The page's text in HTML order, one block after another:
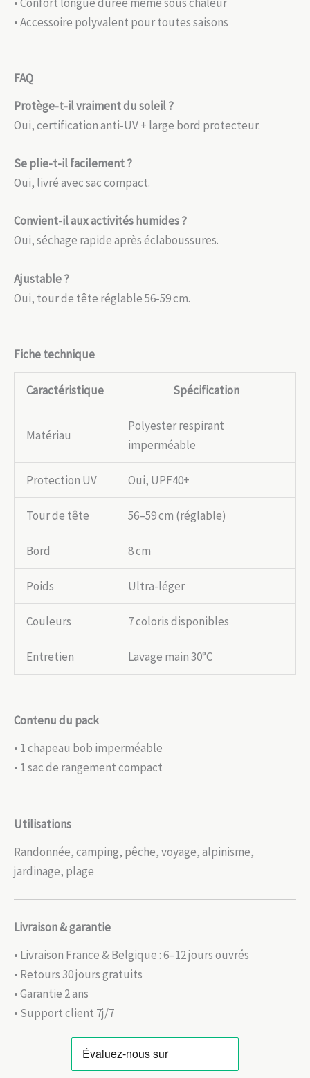
• Accessoire polyvalent pour toutes saisons
FAQ
Protège-t-il vraiment du soleil ?
Oui, certification anti-UV + large bord protecteur.
Se plie-t-il facilement ?
Oui, livré avec sac compact.
Convient-il aux activités humides ?
Oui, séchage rapide après éclaboussures.
Ajustable ?
Oui, tour de tête réglable 56-59 cm.
Fiche technique
Caractéristique Spécification
Matériau
Polyester respirant
imperméable
Protection UV Oui, UPF40+
Tour de tête 56–59 cm (réglable)
Bord 8 cm
Poids Ultra-léger
Couleurs 7 coloris disponibles
Entretien Lavage main 30°C
Contenu du pack
• 1 chapeau bob imperméable
• 1 sac de rangement compact
Utilisations
Randonnée, camping, pêche, voyage, alpinisme,
jardinage, plage
Livraison & garantie
• Livraison France & Belgique : 6–12 jours ouvrés
• Retours 30 jours gratuits
• Garantie 2 ans
• Support client 7j/7